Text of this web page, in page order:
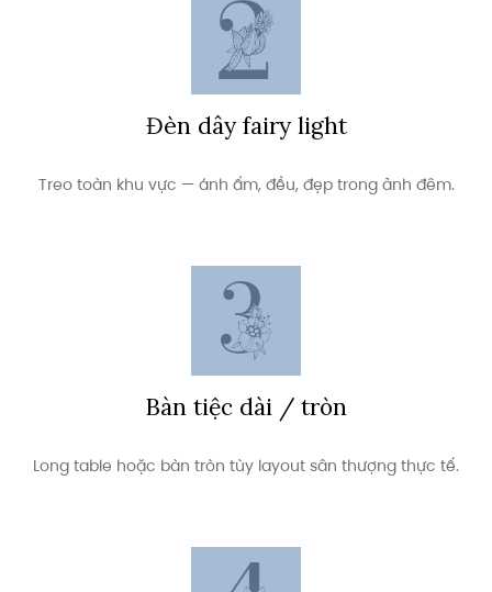
Đèn dây fairy light
Treo toàn khu vực — ánh ấm, đều, đẹp trong ảnh đêm.
Bàn tiệc dài / tròn
Long table hoặc bàn tròn tùy layout sân thượng thực tế.